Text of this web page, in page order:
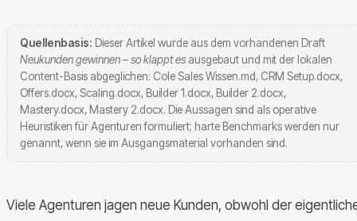
Quellenbasis: Dieser Artikel wurde aus dem vorhandenen Draft
Neukunden gewinnen – so klappt es ausgebaut und mit der lokalen
Content-Basis abgeglichen: Cole Sales Wissen.md, CRM Setup.docx,
Offers.docx, Scaling.docx, Builder 1.docx, Builder 2.docx,
Mastery.docx, Mastery 2.docx. Die Aussagen sind als operative
Heuristiken für Agenturen formuliert; harte Benchmarks werden nur
genannt, wenn sie im Ausgangsmaterial vorhanden sind.
Viele Agenturen jagen neue Kunden, obwohl der